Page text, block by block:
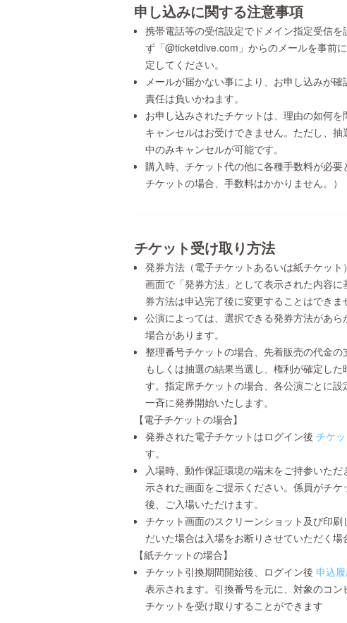
申し込みに関する注意事項
携帯電話等の受信設定でドメイン指定受信
ず「@ticketdive.com」からのメールを事前
定してください。
メールが届かない事により、お申し込みが確
責任は負いかねます。
お申し込みされたチケットは、理由の如何を
キャンセルはお受けできません。ただし、
中のみキャンセルが可能です。
購入時、チケット代の他に各種手数料が必
チケットの場合、手数料はかかりません。）
チケット受け取り方法
発券方法（電子チケットあるいは紙チケット
画面で「発券方法」として表示された内容に
券方法は申込完了後に変更することはできま
公演によっては、選択できる発券方法があら
場合があります。
整理番号チケットの場合、先着販売の代金の
もしくは抽選の結果当選し、権利が確定した
す。指定席チケットの場合、各公演ごとに設
一斉に発券開始いたします。
【電子チケットの場合】
発券された電子チケットはログイン後 チケ
す。
入場時、動作保証環境の端末をご持参いた
示された画面をご提示ください。係員がチケ
後、ご入場いただけます。
チケット画面のスクリーンショット及び印刷
だいた場合は入場をお断りさせていただく場
【紙チケットの場合】
チケット引換期間開始後、ログイン後 申込
表示されます。引換番号を元に、対象のコン
チケットを受け取りすることができます